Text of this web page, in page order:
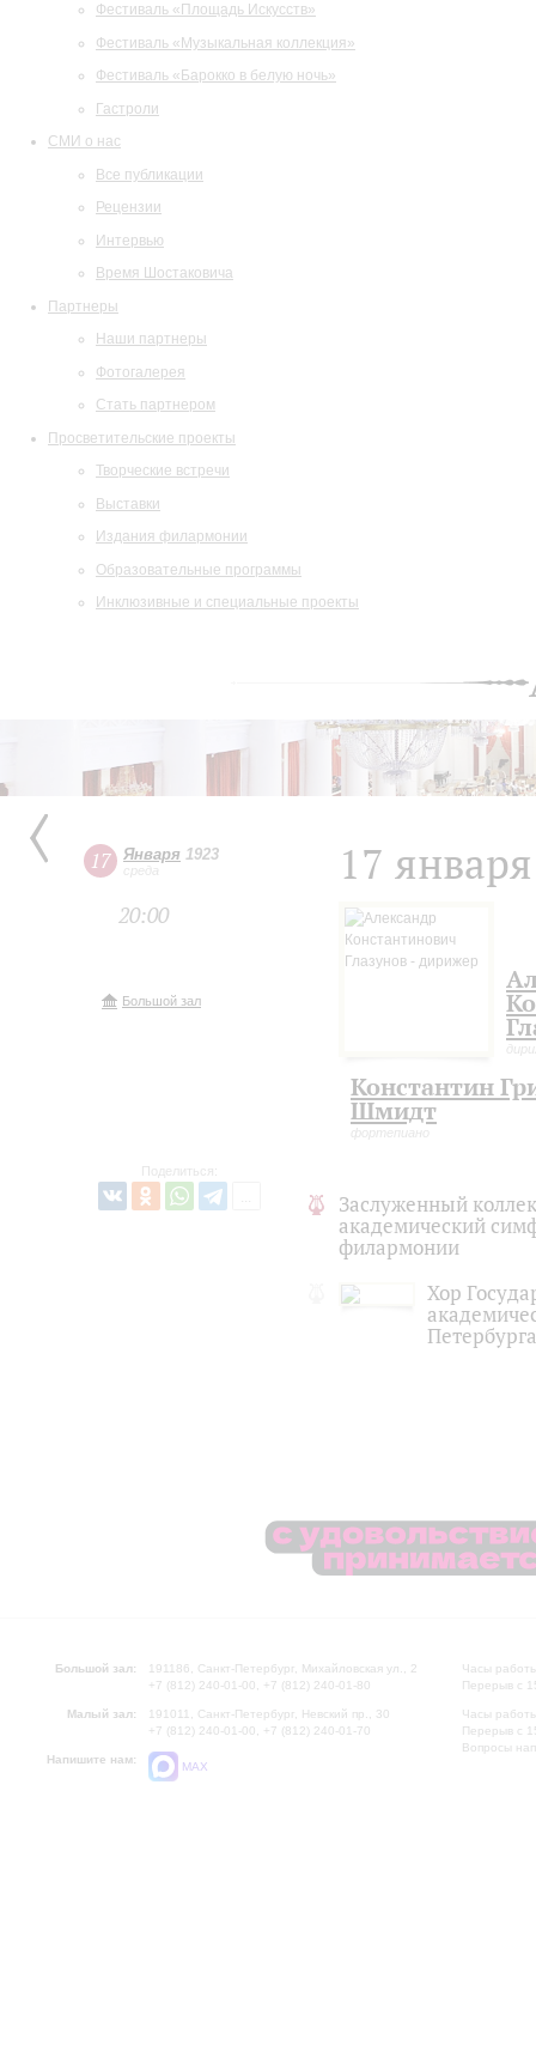
Фестиваль «Площадь Искусств»
Фестиваль «Музыкальная коллекция»
Фестиваль «Барокко в белую ночь»
Гастроли
СМИ о нас
Все публикации
Рецензии
Интервью
Время Шостаковича
Партнеры
Наши партнеры
Фотогалерея
Стать партнером
Просветительские проекты
Творческие встречи
Выставки
Издания филармонии
Образовательные программы
Инклюзивные и специальные проекты
17 Января 1923
среда
20:00
Большой зал
Поделиться:
17
Константин
Шмидт
фортепиано
Заслуженный
академический
филармонии
Хор
Петербурга
Большой зал:
191186, Санкт-Петербург, Михайловская ул., 2
+7 (812) 240-01-00, +7 (812) 240-01-80
Малый зал:
191011, Санкт-Петербург, Невский пр., 30
+7 (812) 240-01-00, +7 (812) 240-01-70
Напишите нам:
MAX
Часы
Перерыв с
Часы
Перерыв с
Вопросы